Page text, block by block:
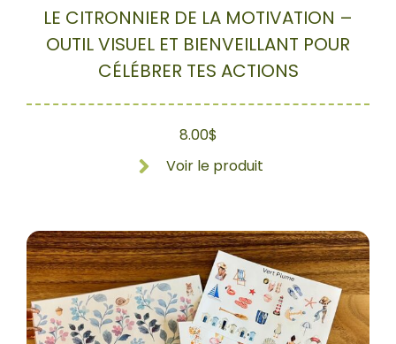
LE CITRONNIER DE LA MOTIVATION –
OUTIL VISUEL ET BIENVEILLANT POUR
CÉLÉBRER TES ACTIONS
8.00$
Voir le produit